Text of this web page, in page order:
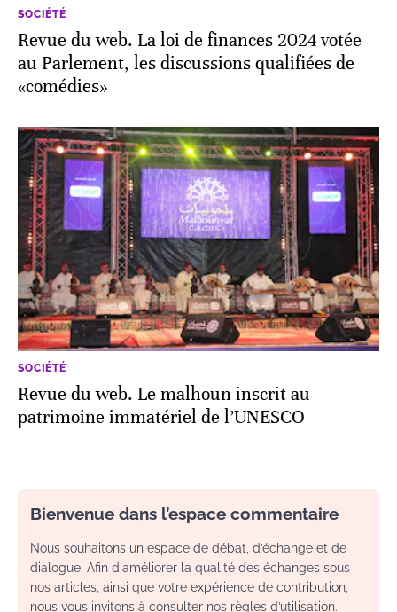
SOCIÉTÉ
Revue du web. La loi de finances 2024 votée
au Parlement, les discussions qualifiées de
«comédies»
SOCIÉTÉ
Revue du web. Le malhoun inscrit au
patrimoine immatériel de l’UNESCO
Bienvenue dans l’espace commentaire
Nous souhaitons un espace de débat, d’échange et de
dialogue. Afin d'améliorer la qualité des échanges sous
nos articles, ainsi que votre expérience de contribution,
nous vous invitons à consulter nos règles d’utilisation.